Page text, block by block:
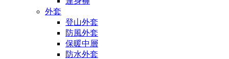
外套
登山外套
防風外套
保暖中層
防水外套